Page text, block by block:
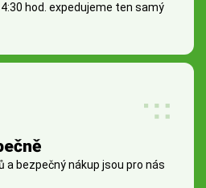
hod. expedujeme ten samý
a bezpečný nákup jsou pro nás